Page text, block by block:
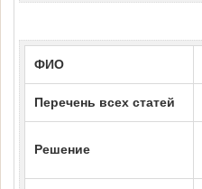
ФИО
Перечень всех статей
Решение